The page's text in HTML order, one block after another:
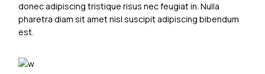
donec adipiscing tristique risus nec feugiat in. Nulla
pharetra diam sit amet nisl suscipit adipiscing bibendum
est.